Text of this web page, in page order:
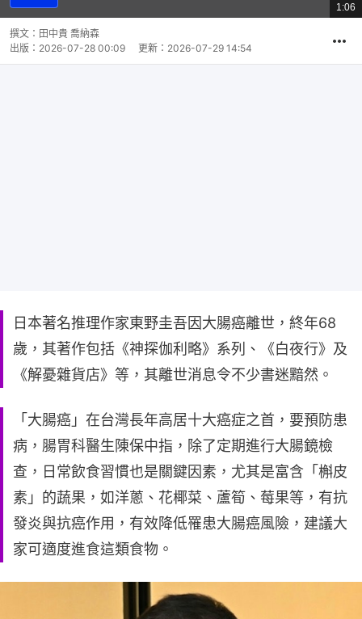
總
共
1:06
撰文： 田中貴 喬納森
出版： 2026-07-28 00:09 更新： 2026-07-29 14:54
日本著名推理作家東野圭吾因大腸癌離世，終年68
歲，其著作包括《神探伽利略》系列、《白夜行》及
《解憂雜貨店》等，其離世消息令不少書迷黯然。
「大腸癌」在台灣長年高居十大癌症之首，要預防患
病，腸胃科醫生陳保中指，除了定期進行大腸鏡檢
查，日常飲食習慣也是關鍵因素，尤其是富含「槲皮
素」的蔬果，如洋蔥、花椰菜、蘆筍、莓果等，有抗
發炎與抗癌作用，有效降低罹患大腸癌風險，建議大
家可適度進食這類食物。